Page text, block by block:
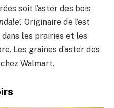
soit l’aster des bois
Originaire de l’est
les prairies et les
Les graines d’aster des
Walmart.